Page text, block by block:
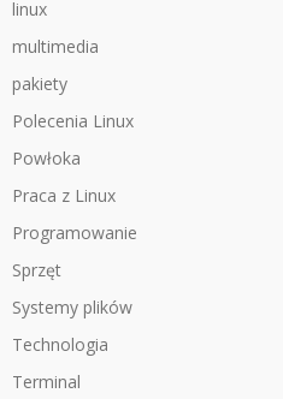
linux
multimedia
pakiety
Polecenia Linux
Powłoka
Praca z Linux
Programowanie
Sprzęt
Systemy plików
Technologia
Terminal